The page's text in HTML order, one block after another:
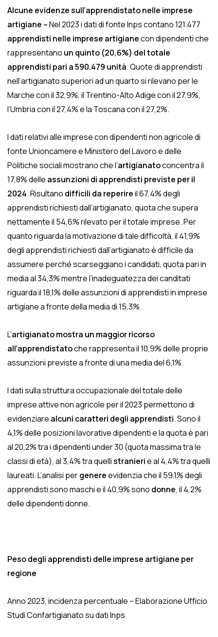
Alcune evidenze sull’apprendistato nelle imprese
artigiane –Nel 2023 i dati di fonte Inps contano 121.477
apprendisti nelle imprese artigianecon dipendenti che
rappresentano un quinto (20,6%) del totale
apprendisti pari a 590.479 unità. Quote di apprendisti
nell’artigianato superiori ad un quarto si rilevano per le
Marche con il 32,9%, il Trentino-Alto Adige con il 27,9%,
l’Umbria con il 27,4% e la Toscana con il 27,2%.
I dati relativi alle imprese con dipendenti non agricole di
fonte Unioncamere e Ministero del Lavoro e delle
Politiche sociali mostrano che l’artigianatoconcentra il
17,8% delle assunzioni di apprendisti previste per il
2024. Risultano difficili da reperireil 67,4% degli
apprendisti richiesti dall’artigianato, quota che supera
nettamente il 54,6% rilevato per il totale imprese. Per
quanto riguarda la motivazione di tale difficoltà, il 41,9%
degli apprendisti richiesti dall’artigianato è difficile da
assumere perché scarseggiano i candidati, quota pari in
media al 34,3% mentre l’inadeguatezza dei canditati
riguarda il 18,1% delle assunzioni di apprendisti in imprese
artigiane a fronte della media di 15,3%.
L’artigianato mostra un maggior ricorso
all’apprendistatoche rappresenta il 10,9% delle proprie
assunzioni previste a fronte di una media del 6,1%.
I dati sulla struttura occupazionale del totale delle
imprese attive non agricole per il 2023 permettono di
evidenziare alcuni caratteri degli apprendisti. Sono il
4,1% delle posizioni lavorative dipendenti e la quota è pari
al 20,2% tra i dipendenti under 30 (quota massima tra le
classi di età), al 3,4% tra quellistranierie al 4,4% tra quelli
laureati. L’analisi pergenereevidenzia che il 59,1% degli
apprendisti sono maschi e il 40,9% sono donne, il 4,2%
delle dipendenti donne.
Peso degli apprendisti delle imprese artigiane per
regione
Anno 2023, incidenza percentuale – Elaborazione Ufficio
Studi Confartigianato su dati Inps